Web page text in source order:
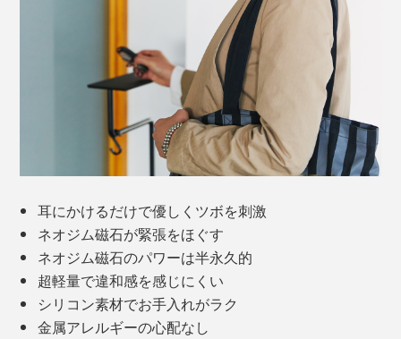
シリコン製なので、金属が直接肌に当たることがなく、
金属アレルギーの心配もなし。汚れたら洗うこともでき
耳にかけるだけで優しくツボを刺激
ネオジム磁石が緊張をほぐす
ネオジム磁石のパワーは半永久的
超軽量で違和感を感じにくい
シリコン素材でお手入れがラク
金属アレルギーの心配なし